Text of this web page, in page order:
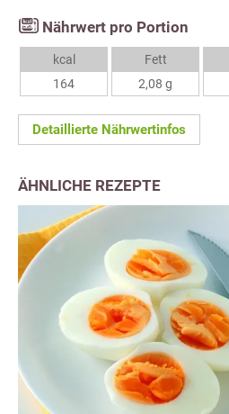
Nährwert pro Portion
kcal
164
Fett
2,08 g
Detaillierte Nährwertinfos
ÄHNLICHE REZEPTE